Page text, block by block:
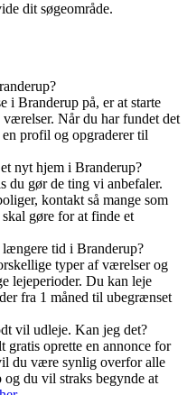
dit søgeområde.
i Branderup på, er at starte
Når du har fundet det
profil og opgraderer til
nyt hjem i Branderup?
du gør de ting vi anbefaler.
kontakt så mange som
gøre for at finde et
tid i Branderup?
typer af værelser og
lejeperioder. Du kan leje
fra 1 måned til ubegrænset
vil udleje. Kan jeg det?
gratis oprette en annonce for
du være synlig overfor alle
du vil straks begynde at